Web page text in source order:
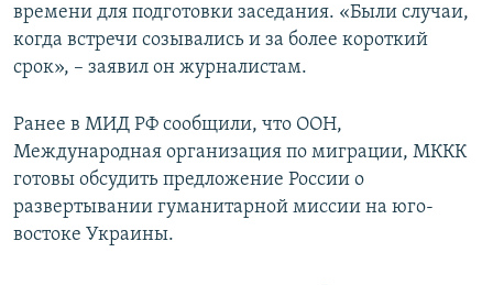
времени для подготовки заседания. «Были случаи,
когда встречи созывались и за более короткий
срок», – заявил он журналистам.
Ранее в МИД РФ сообщили, что ООН,
Международная организация по миграции, МККК
готовы обсудить предложение России о
развертывании гуманитарной миссии на юго-
востоке Украины.